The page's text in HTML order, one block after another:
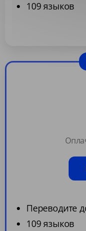
109 языков
Переводите
109 языков